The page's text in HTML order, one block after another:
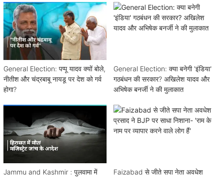
General Election: पप्पू यादव क्यों बोले,
नीतीश और चंद्रबाबू नायडू पर देश को गर्व
होगा?
General Election: क्या बनेगी 'इंडिया'
गठबंधन की सरकार? अखिलेश यादव और
अभिषेक बनर्जी ने की मुलाकात
Jammu and Kashmir : पुलवामा में
Faizabad से जीते सपा नेता अवधेश